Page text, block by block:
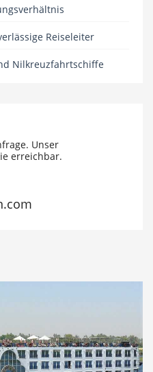
Reiseleiter
Nilkreuzfahrtschiffe
Unser
erreichbar.